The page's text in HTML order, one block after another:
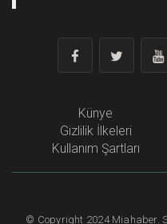
Künye
Gizlilik İlkeleri
Kullanım Şartları
© Copyright 2024 Miahaber.